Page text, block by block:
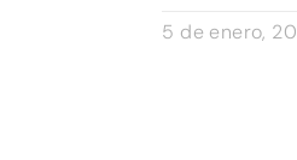
5 de enero,